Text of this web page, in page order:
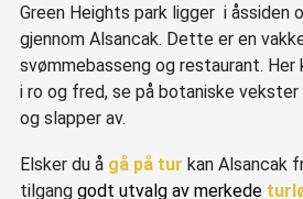
Green Heights park ligger i åssiden
gjennom Alsancak. Dette er en
svømmebasseng og restaurant. Her
i ro og fred, se på botaniske vekster
og slapper av.
Elsker du å gå på tur kan Alsancak
tilgang godt utvalg av merkede